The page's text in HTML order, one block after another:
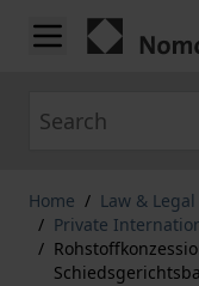
Skip to Content
Home / Law &
/ Private
/